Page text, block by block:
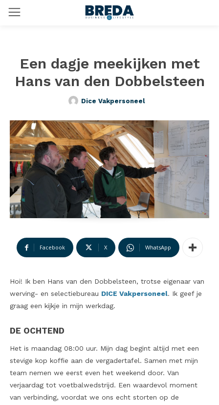
Een dagje meekijken met
Hans van den Dobbelsteen
Dice Vakpersoneel
Facebook X WhatsApp
Hoi! Ik ben Hans van den Dobbelsteen, trotse eigenaar van
werving- en selectiebureau DICE Vakpersoneel. Ik geef je
graag een kijkje in mijn werkdag.
DE OCHTEND
Het is maandag 08:00 uur. Mijn dag begint altijd met een
stevige kop koffie aan de vergadertafel. Samen met mijn
team nemen we eerst even het weekend door. Van
verjaardag tot voetbalwedstrijd. Een waardevol moment
van verbinding, voordat we ons echt storten op de